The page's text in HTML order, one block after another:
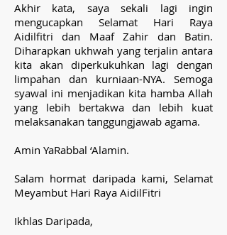
Akhir kata, saya sekali lagi ingin
mengucapkan Selamat Hari Raya
Aidilfitri dan Maaf Zahir dan Batin.
Diharapkan ukhwah yang terjalin antara
kita akan diperkukuhkan lagi dengan
limpahan dan kurniaan-NYA. Semoga
syawal ini menjadikan kita hamba Allah
yang lebih bertakwa dan lebih kuat
melaksanakan tanggungjawab agama.
Amin YaRabbal ‘Alamin.
Salam hormat daripada kami, Selamat
Meyambut Hari Raya AidilFitri
Ikhlas Daripada,